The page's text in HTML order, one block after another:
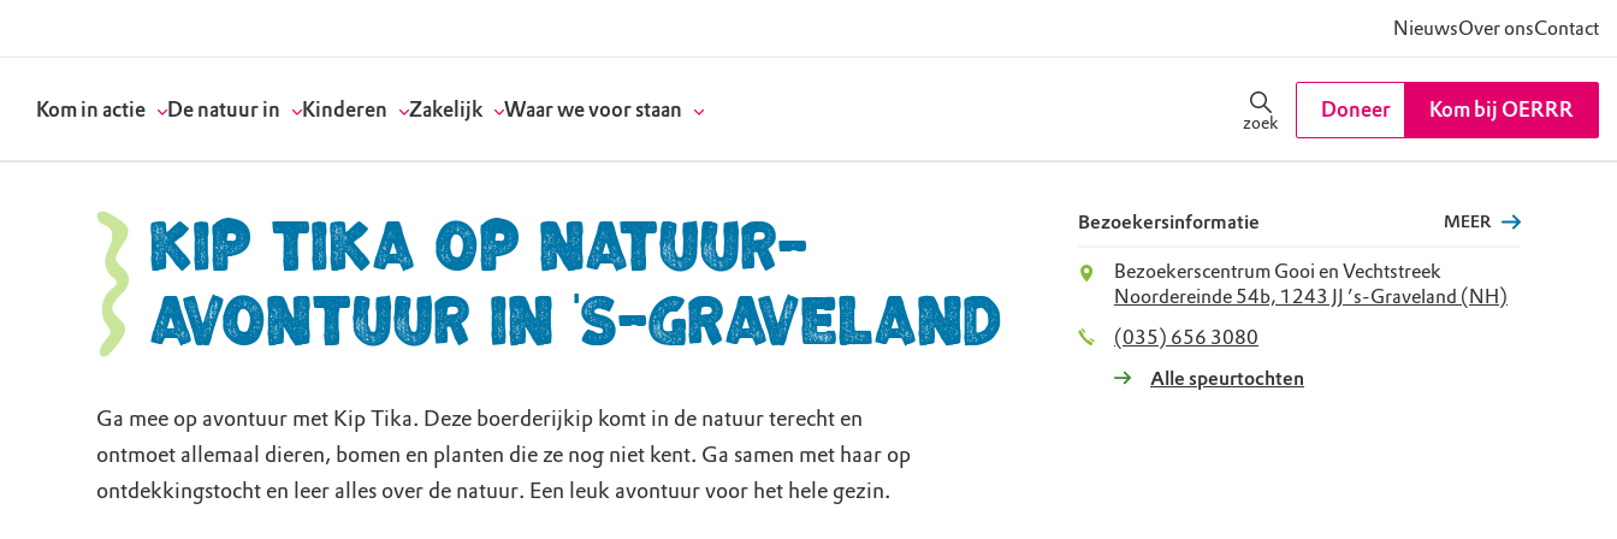
NieuwsOver onsContact
Kom in actie
Doneer
Word lid
Word vrijwilliger
Werken bij
De natuur in
Routes
Agenda
Natuurgebieden
Bezoekerscentra
Kinderen
Kinderactiviteiten
Speelnatuur
Verjaardagsfeestjes
Speeltips
Zakelijk
Geef een bedrijfsdonatie
Strategisch partnerschap
Vergaderen in de natuur
Onze partners & supporters
Waar we voor staan
Onze visie
Standpunten
Actuele thema's
Wat wij doen
zoek
Doneer Kom bij OERRR
Kip Tika op natuur-
avontuur in 's-Graveland
Ga mee op avontuur met Kip Tika. Deze boerderijkip komt in de natuur terecht en
ontmoet allemaal dieren, bomen en planten die ze nog niet kent. Ga samen met haar op
ontdekkingstocht en leer alles over de natuur. Een leuk avontuur voor het hele gezin.
Bezoekersinformatie MEER
Bezoekerscentrum Gooi en Vechtstreek
Noordereinde 54b, 1243 JJ ’s-Graveland (NH)
(035) 656 3080
Alle speurtochten